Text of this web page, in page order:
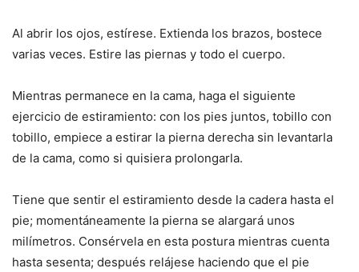
Al abrir los ojos, estírese. Extienda los brazos, bostece
varias veces. Estire las piernas y todo el cuerpo.
Mientras permanece en la cama, haga el siguiente
ejercicio de estiramiento: con los pies juntos, tobillo con
tobillo, empiece a estirar la pierna derecha sin levantarla
de la cama, como si quisiera prolongarla.
Tiene que sentir el estiramiento desde la cadera hasta el
pie; momentáneamente la pierna se alargará unos
milímetros. Consérvela en esta postura mientras cuenta
hasta sesenta; después relájese haciendo que el pie